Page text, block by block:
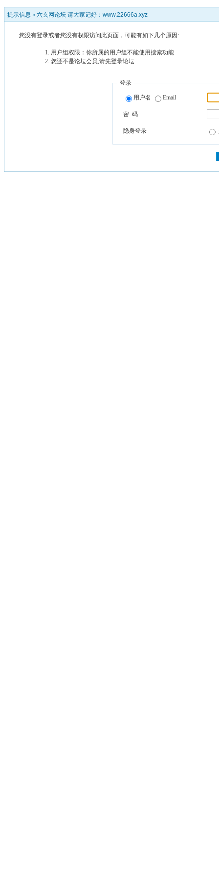
提示信息 » 六玄网论坛 请大家记好：www.22666a.xyz
您没有登录或者您没有权限访问此页面，可能有如下几个原因:
用户组权限：你所属的用户组不能使用搜索功能
您还不是论坛会员,请先登录论坛
登录
用户名 Email
密 码
隐身登录